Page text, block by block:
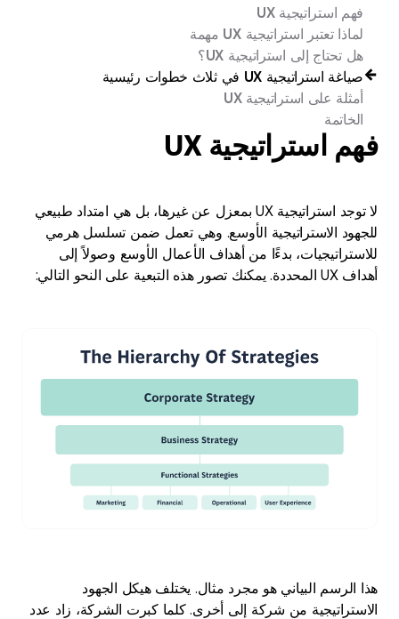
فهم استراتيجية UX
لماذا تعتبر استراتيجية UX مهمة
هل تحتاج إلى استراتيجية UX؟
صياغة استراتيجية UX في ثلاث خطوات رئيسية
أمثلة على استراتيجية UX
الخاتمة
فهم استراتيجية UX
لا توجد استراتيجية UX بمعزل عن غيرها، بل هي امتداد طبيعي
للجهود الاستراتيجية الأوسع. وهي تعمل ضمن تسلسل هرمي
للاستراتيجيات، بدءًا من أهداف الأعمال الأوسع وصولاً إلى
أهداف UX المحددة. يمكنك تصور هذه التبعية على النحو التالي:
هذا الرسم البياني هو مجرد مثال. يختلف هيكل الجهود
الاستراتيجية من شركة إلى أخرى. كلما كبرت الشركة، زاد عدد